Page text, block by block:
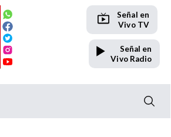
Señal en
Vivo TV
Señal en
Vivo Radio